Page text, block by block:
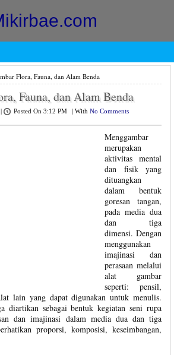
Flora, Fauna, dan Alam Benda
Fauna, dan Alam Benda
Posted On 3:12 PM With No Comments
Menggambar
merupakan
aktivitas mental
dan fisik yang
dituangkan
dalam bentuk
goresan tangan,
pada media dua
dan tiga
dimensi. Dengan
menggunakan
imajinasi dan
perasaan melalui
alat gambar
seperti: pensil,
lain yang dapat digunakan untuk menulis.
diartikan sebagai bentuk kegiatan seni rupa
dan imajinasi dalam media dua dan tiga
proporsi, komposisi, keseimbangan,